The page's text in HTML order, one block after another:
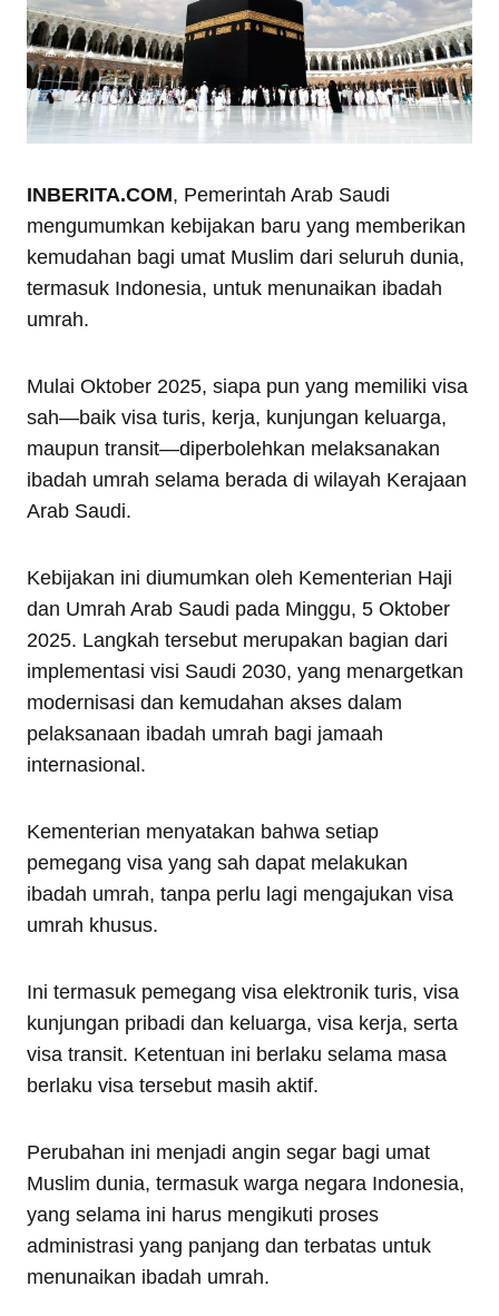
INBERITA.COM, Pemerintah Arab Saudi
mengumumkan kebijakan baru yang memberikan
kemudahan bagi umat Muslim dari seluruh dunia,
termasuk Indonesia, untuk menunaikan ibadah
umrah.
Mulai Oktober 2025, siapa pun yang memiliki visa
sah—baik visa turis, kerja, kunjungan keluarga,
maupun transit—diperbolehkan melaksanakan
ibadah umrah selama berada di wilayah Kerajaan
Arab Saudi.
Kebijakan ini diumumkan oleh Kementerian Haji
dan Umrah Arab Saudi pada Minggu, 5 Oktober
2025. Langkah tersebut merupakan bagian dari
implementasi visi Saudi 2030, yang menargetkan
modernisasi dan kemudahan akses dalam
pelaksanaan ibadah umrah bagi jamaah
internasional.
Kementerian menyatakan bahwa setiap
pemegang visa yang sah dapat melakukan
ibadah umrah, tanpa perlu lagi mengajukan visa
umrah khusus.
Ini termasuk pemegang visa elektronik turis, visa
kunjungan pribadi dan keluarga, visa kerja, serta
visa transit. Ketentuan ini berlaku selama masa
berlaku visa tersebut masih aktif.
Perubahan ini menjadi angin segar bagi umat
Muslim dunia, termasuk warga negara Indonesia,
yang selama ini harus mengikuti proses
administrasi yang panjang dan terbatas untuk
menunaikan ibadah umrah.